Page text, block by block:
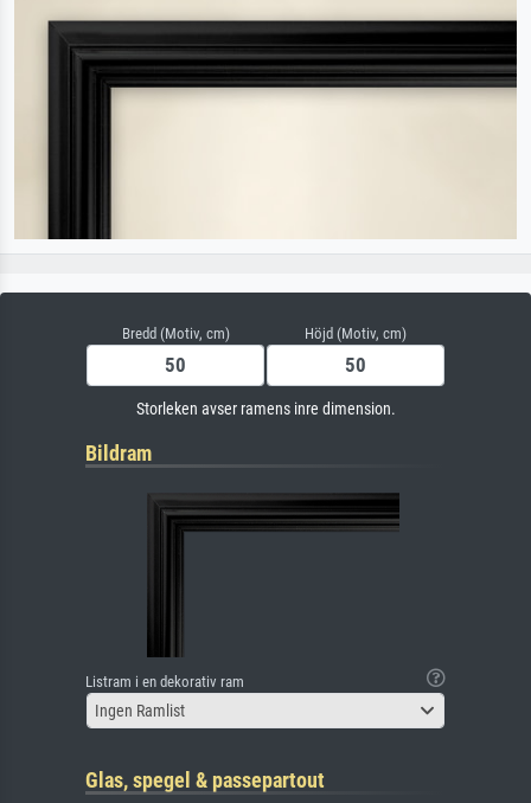
Bredd (Motiv, cm) Höjd (Motiv, cm)
Storleken avser ramens inre dimension.
Bildram
Listram i en dekorativ ram
Ingen Ramlist
Glas, spegel & passepartout